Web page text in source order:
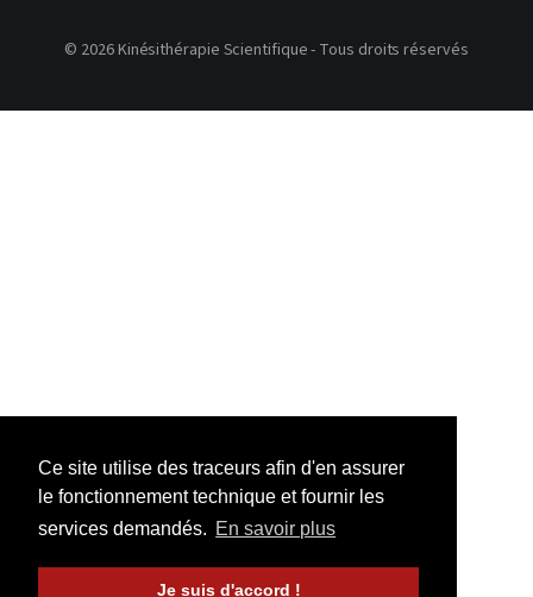
Ce site utilise des traceurs afin d'en assurer
le fonctionnement technique et fournir les
services demandés. En savoir plus
Je suis d'accord !
© 2026 Kinésithérapie Scientifique - Tous droits réservés